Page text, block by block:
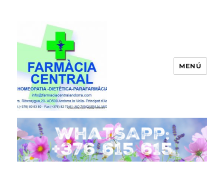
FARMACIA CENTRAL ANDORRA
MENÚ